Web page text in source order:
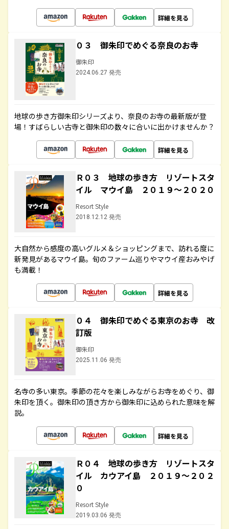
詳細を見る
０３ 御朱印でめぐる奈良のお寺
御朱印
2024.06.27 発売
地球の歩き方御朱印シリーズより、奈良のお寺の最新版が登
場！すばらしい古寺と御朱印の数々に合いに出かけませんか？
詳細を見る
Ｒ０３ 地球の歩き方 リゾートスタ
イル マウイ島 ２０１９～２０２０
Resort Style
2018.12.12 発売
大自然から感度の高いグルメ＆ショッピングまで、訪れる度に
新発見があるマウイ島。旬のファーム巡りやマウイ産おみやげ
も満載！
詳細を見る
０４ 御朱印でめぐる東京のお寺 改
訂版
御朱印
2025.11.06 発売
名寺の多い東京。季節の花々を楽しみながらお寺をめぐり、御
朱印を頂く。御朱印の頂き方から御朱印に込められた意味を解
説。
詳細を見る
Ｒ０４ 地球の歩き方 リゾートスタ
イル カウアイ島 ２０１９～２０２
０
Resort Style
2019.03.06 発売